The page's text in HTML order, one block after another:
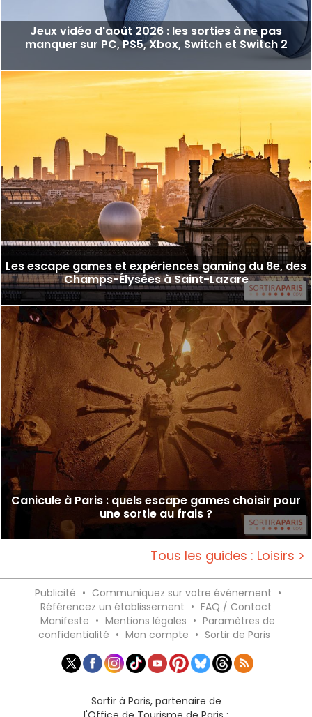
Jeux vidéo d'août 2026 : les sorties à ne pas
manquer sur PC, PS5, Xbox, Switch et Switch 2
Les escape games et expériences gaming du 8e, des
Champs-Élysées à Saint-Lazare
Canicule à Paris : quels escape games choisir pour
une sortie au frais ?
Tous les guides : Loisirs >
Publicité • Communiquez sur votre événement •
Référencez un établissement • FAQ / Contact
Manifeste • Mentions légales • Paramètres de
confidentialité • Mon compte • Sortir de Paris
Sortir à Paris, partenaire de